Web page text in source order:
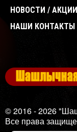
НОВОСТИ / АКЦИИ
НАШИ КОНТАКТЫ
© 2016 - 2026
Все права